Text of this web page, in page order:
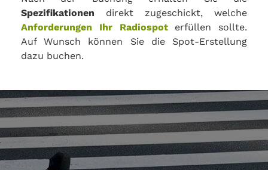
Spezifikationen direkt zugeschickt, welche
Anforderungen Ihr Radiospoterfüllen sollte.
Auf Wunsch können Sie die Spot-Erstellung
dazu buchen.